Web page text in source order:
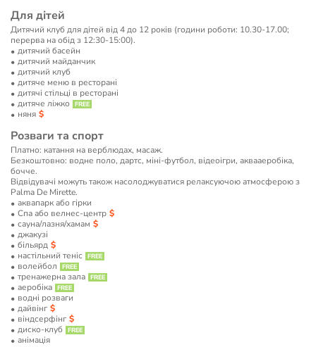
Для дітей
Дитячий клуб для дітей від 4 до 12 років (години роботи: 10.30-17.00;
перерва на обід з 12:30-15:00).
дитячий басейн
дитячий майданчик
дитячий клуб
дитяче меню в ресторані
дитячі стільці в ресторані
дитяче ліжко
няня
Розваги та спорт
Платно: катання на верблюдах, масаж.
Безкоштовно: водне поло, дартс, міні-футбол, відеоігри, аквааеробіка,
бочче.
Відвідувачі можуть також насолоджуватися релаксуючою атмосферою з
Palma De Mirette.
аквапарк або гірки
Спа або велнес-центр
сауна/лазня/хамам
джакузі
більярд
настільний теніс
волейбол
тренажерна зала
аеробіка
водні розваги
дайвінг
віндсерфінг
диско-клуб
анімація